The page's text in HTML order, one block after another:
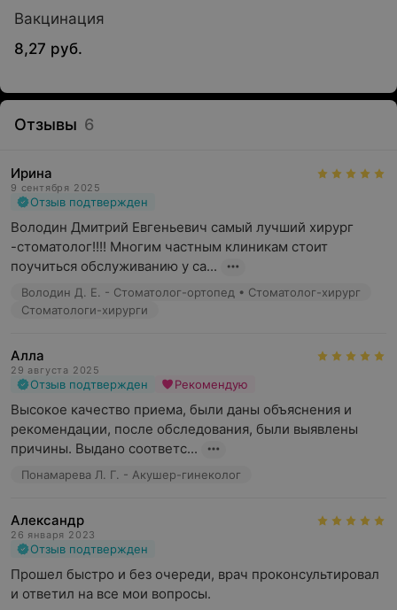
Вакцинация
8,27 руб.
Отзывы 6
Ирина
9 сентября 2025
Отзыв подтвержден
Володин Дмитрий Евгеньевич самый лучший хирург
-стоматолог!!!! Многим частным клиникам стоит
поучиться обслуживанию у са...
Володин Д. Е. - Стоматолог-ортопед • Стоматолог-хирург
Стоматологи-хирурги
Алла
29 августа 2025
Отзыв подтвержден Рекомендую
Высокое качество приема, были даны объяснения и
рекомендации, после обследования, были выявлены
причины. Выдано соответс...
Понамарева Л. Г. - Акушер-гинеколог
Александр
26 января 2023
Отзыв подтвержден
Прошел быстро и без очереди, врач проконсультировал
и ответил на все мои вопросы.